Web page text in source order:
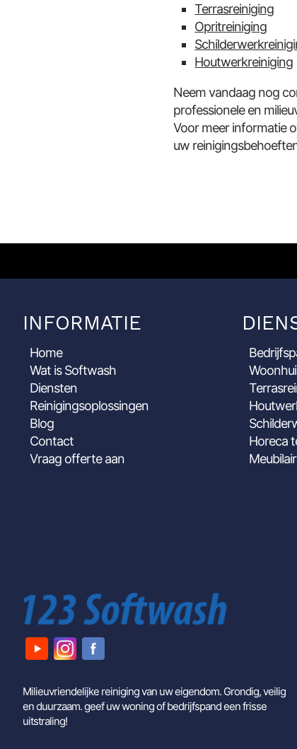
Terrasreiniging
Opritreiniging
Houtwerkreiniging
Neem vandaag nog
professionele en
Voor meer informatie
uw
INFORMATIE
Home
Wat is Softwash
Diensten
Reinigingsoplossingen
Blog
Contact
Vraag offerte aan
Horeca
Milieuvriendelijke reiniging van uw eigendom. Grondig, veilig
en duurzaam. geef uw woning of bedrijfspand een frisse
uitstraling!